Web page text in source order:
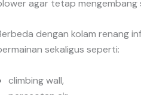
agar tetap mengembang
dengan kolam renang
sekaligus seperti:
climbing wall,